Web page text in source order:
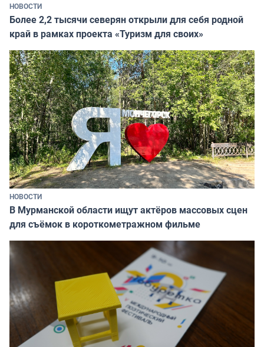
НОВОСТИ
Более 2,2 тысячи северян открыли для себя родной
край в рамках проекта «Туризм для своих»
НОВОСТИ
В Мурманской области ищут актёров массовых сцен
для съёмок в короткометражном фильме